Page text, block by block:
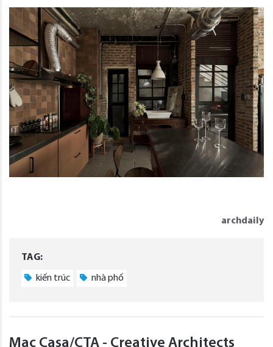
archdaily
TAG:
kiến trúc nhà phố
Mac Casa/CTA - Creative Architects